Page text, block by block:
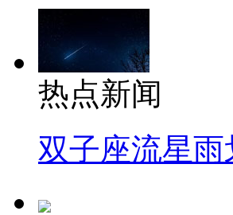
热点新闻
双子座流星雨